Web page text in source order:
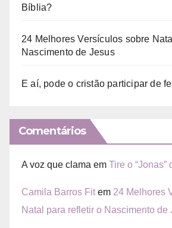
Bíblia?
24 Melhores Versículos sobre
Nascimento de Jesus
E aí, pode o cristão participar de
Comentários
A voz que clama em Tire o “Jonas”
Camila Barros Fit em 24 Melhores
Natal para refletir o Nascimento de